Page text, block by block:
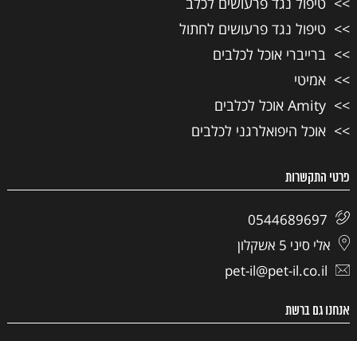
טיפול נגד פרעושים לחתול
ברייברי אוכל לכלבים
אמיטי
Amity אוכל לכלבים
אוכל היפואלרגני לכלבים
פרטי התקשרות
0544689697
אלי סיני 5 אשקלון
pet-il@pet-il.co.il
אנחנו גם ברשת